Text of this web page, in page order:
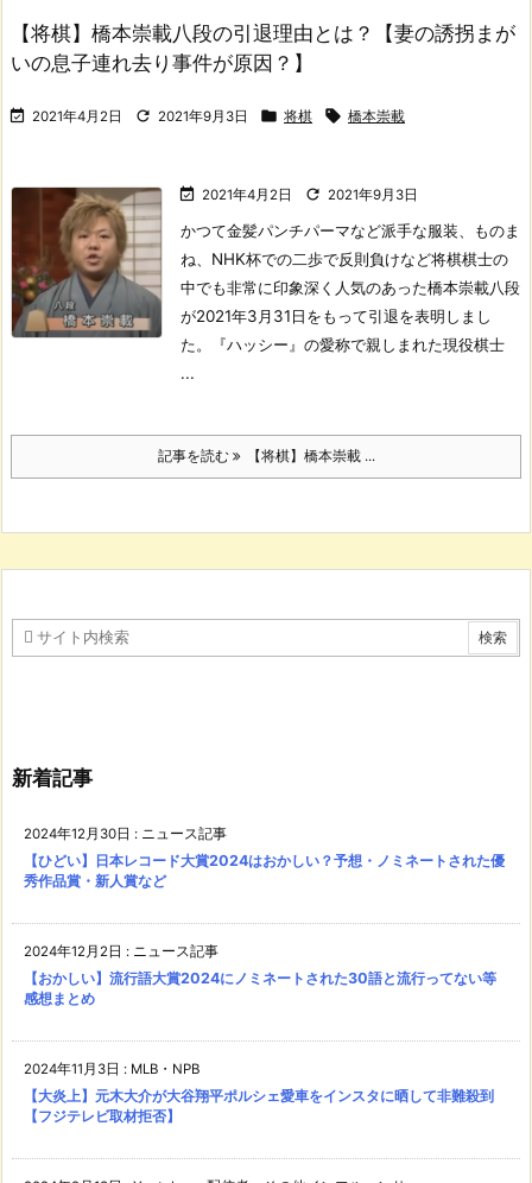
【将棋】橋本崇載八段の引退理由とは？【妻の誘拐まが
いの息子連れ去り事件が原因？】
 2021年4月2日  2021年9月3日  将棋  橋本崇載
 2021年4月2日  2021年9月3日
かつて金髪パンチパーマなど派手な服装、ものま
ね、NHK杯での二歩で反則負けなど将棋棋士の
中でも非常に印象深く人気のあった橋本崇載八段
が2021年3月31日をもって引退を表明しまし
た。
『ハッシー』の愛称で親しまれた現役棋士
...
記事を読む 【将棋】橋本崇載 ...
新着記事
2024年12月30日 : ニュース記事
【ひどい】日本レコード大賞2024はおかしい？予想・ノミネートされた優
秀作品賞・新人賞など
2024年12月2日 : ニュース記事
【おかしい】流行語大賞2024にノミネートされた30語と流行ってない等
感想まとめ
2024年11月3日 : MLB・NPB
【大炎上】元木大介が大谷翔平ポルシェ愛車をインスタに晒して非難殺到
【フジテレビ取材拒否】